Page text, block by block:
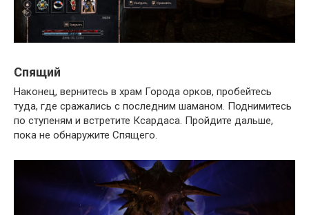
Спящий
Наконец, вернитесь в храм Города орков, пробейтесь
туда, где сражались с последним шаманом. Поднимитесь
по ступеням и встретите Ксардаса. Пройдите дальше,
пока не обнаружите Спящего.